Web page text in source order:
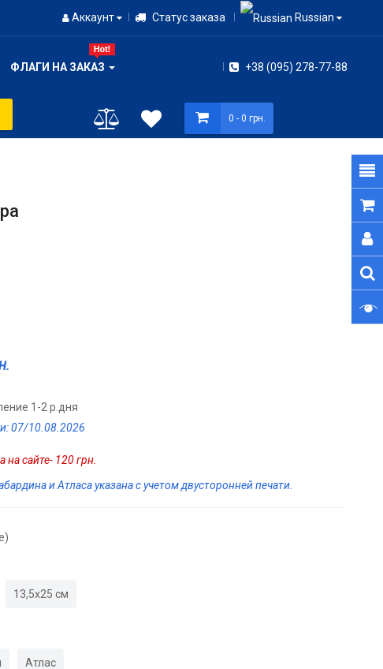
Аккаунт Статус заказа Russian
ФЛАГИ НА ЗАКАЗ +38 (095) 278-77-88
0 - 0 грн.
1-2 р.дня
07/10.08.2026
сайте- 120 грн.
и Атласа указана с учетом двусторонней печати.
13,5х25 см
Атлас